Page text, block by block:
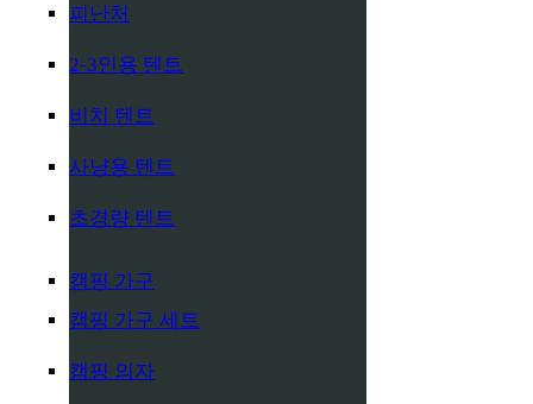
피난처
2-3인용 텐트
비치 텐트
사냥용 텐트
초경량 텐트
캠핑 가구
캠핑 가구 세트
캠핑 의자